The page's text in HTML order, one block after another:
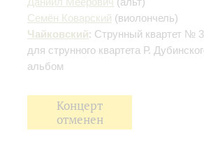
Семён Коварский (виолончель)
Чайковский: Струнный квартет № 3
для струнного квартета Р.
альбом
Концерт
отменен